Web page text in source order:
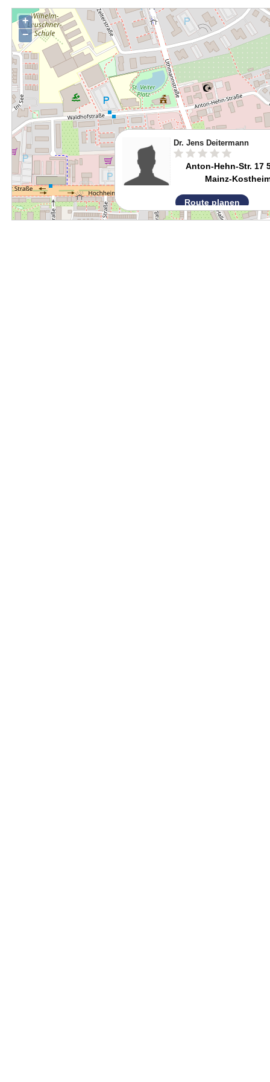
Dr. Jens Deitermann
Anton-Hehn-Str. 17
Mainz-
Route planen
+
−